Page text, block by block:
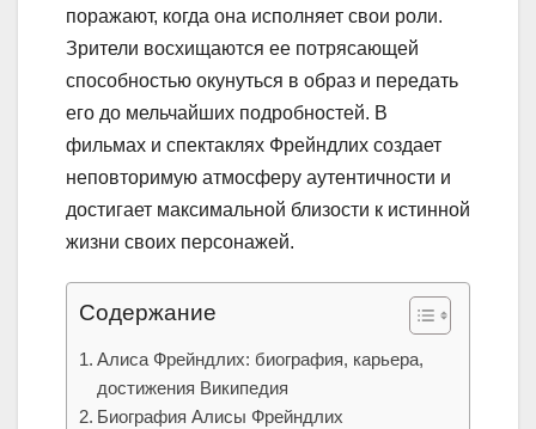
поражают, когда она исполняет свои роли.
Зрители восхищаются ее потрясающей
способностью окунуться в образ и передать
его до мельчайших подробностей. В
фильмах и спектаклях Фрейндлих создает
неповторимую атмосферу аутентичности и
достигает максимальной близости к истинной
жизни своих персонажей.
Содержание
Алиса Фрейндлих: биография, карьера,
достижения Википедия
Биография Алисы Фрейндлих